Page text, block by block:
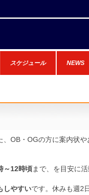
スケジュール NEWS
、OB・OGの方に案内状
～12時頃まで、を目安に
しやすいです。休みも週2